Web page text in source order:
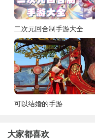
二次元回合制手游大全
可以结婚的手游
大家都喜欢